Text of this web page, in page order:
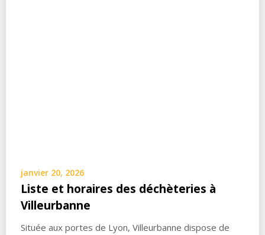
janvier 20, 2026
Liste et horaires des déchèteries à
Villeurbanne
Située aux portes de Lyon, Villeurbanne dispose de